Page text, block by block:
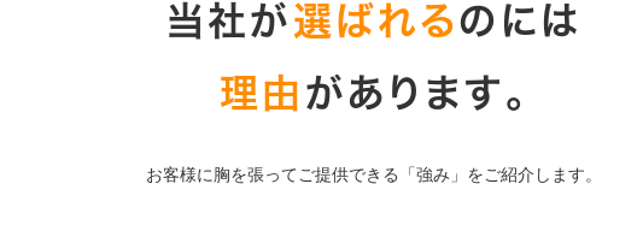
当社が選ばれるのには
理由 があります。
お客様に胸を張ってご提供できる「強み」をご紹介します。